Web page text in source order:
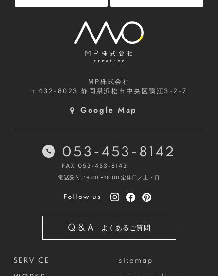
MP株式会社
〒432-8023静岡県浜松市中央区鴨江3-2-7
Google Map
SERVICE sitemap
053-453-8142
FAX 053-453-8143
電話受付／9:00〜18:00 定休日／土・日
Follow us
Q&A よくあるご質問